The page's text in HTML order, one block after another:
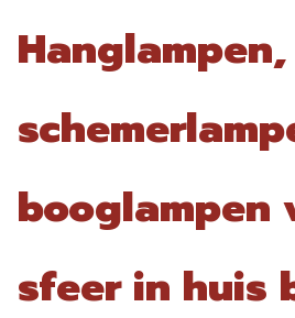
Hanglampen,
booglampen
sfeer in huis